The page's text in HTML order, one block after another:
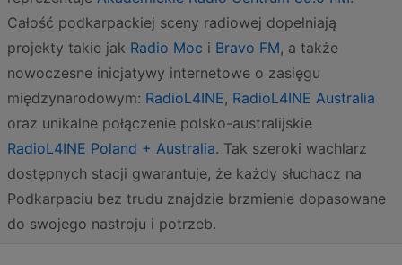
Całość podkarpackiej sceny radiowej dopełniają
projekty takie jak Radio Moc i Bravo FM, a także
nowoczesne inicjatywy internetowe o zasięgu
międzynarodowym: RadioL4INE, RadioL4INE Australia
oraz unikalne połączenie polsko-australijskie
RadioL4INE Poland + Australia. Tak szeroki wachlarz
dostępnych stacji gwarantuje, że każdy słuchacz na
Podkarpaciu bez trudu znajdzie brzmienie dopasowane
do swojego nastroju i potrzeb.